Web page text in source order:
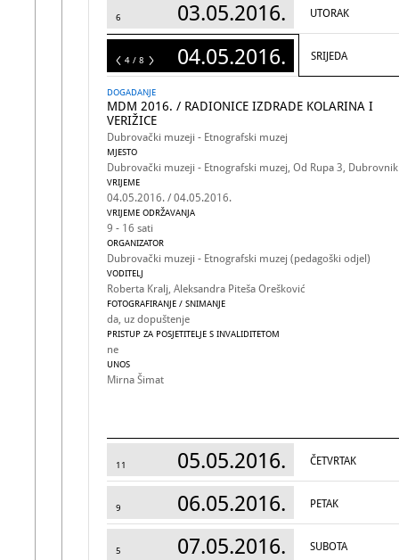
6 03.05.2016. UTORAK
8 04.05.2016. SRIJEDA
4 / 8
DOGADANJE
MDM 2016. / RADIONICE IZDRADE KOLARINA I
VERIŽICE
Dubrovački muzeji - Etnografski muzej
MJESTO
Dubrovački muzeji - Etnografski muzej, Od Rupa 3, Dubrovnik
VRIJEME
04.05.2016. / 04.05.2016.
VRIJEME ODRŽAVANJA
9 - 16 sati
ORGANIZATOR
Dubrovački muzeji - Etnografski muzej (pedagoški odjel)
VODITELJ
Roberta Kralj, Aleksandra Piteša Orešković
FOTOGRAFIRANJE / SNIMANJE
da, uz dopuštenje
PRISTUP ZA POSJETITELJE S INVALIDITETOM
ne
UNOS
Mirna Šimat
11 05.05.2016. ČETVRTAK
9 06.05.2016. PETAK
5 07.05.2016. SUBOTA